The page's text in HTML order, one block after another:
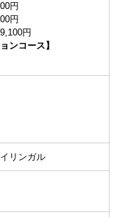
円
円
円
ンコース】
リンガル